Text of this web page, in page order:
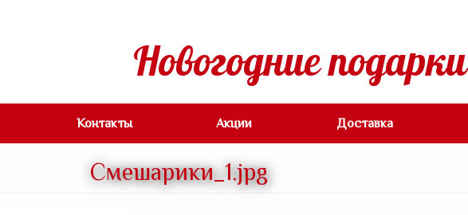
Новогодние подарки
Контакты Акции Доставка
Смешарики_1.jpg